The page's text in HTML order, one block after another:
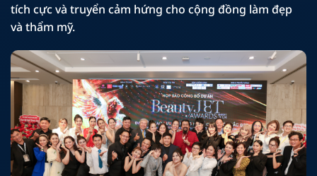
tích cực và truyển cảm hứng cho cộng đồng làm đẹp
và thẩm mỹ.